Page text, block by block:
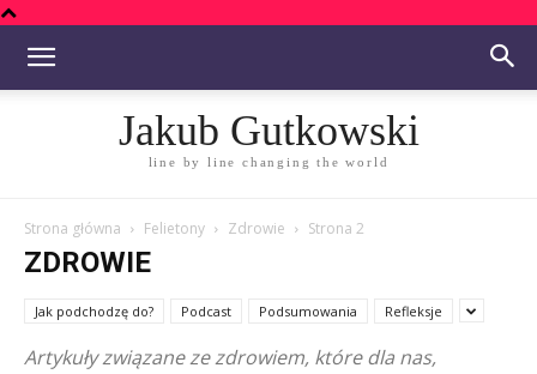
Jakub Gutkowski
line by line changing the world
Strona główna Felietony Zdrowie Strona 2
ZDROWIE
Jak podchodzę do? Podcast Podsumowania Refleksje
Artykuły związane ze zdrowiem, które dla nas,